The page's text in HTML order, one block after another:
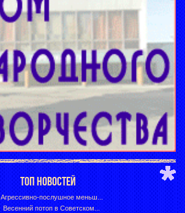
ТОП НОВОСТЕЙ
Агрессивно-послушное меньш...
Весенний потоп в Советском...